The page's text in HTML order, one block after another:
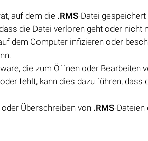
auf dem die .RMS-Datei
die Datei verloren geht oder nicht
dem Computer infizieren oder
die zum Öffnen oder Bearbeiten
fehlt, kann dies dazu führen, dass
Überschreiben von .RMS-Dateien